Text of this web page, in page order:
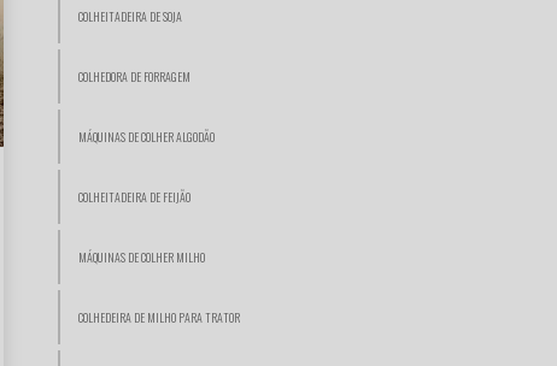
COLHEITADEIRA DE SOJA
COLHEDORA DE FORRAGEM
MÁQUINAS DE COLHER ALGODÃO
COLHEITADEIRA DE FEIJÃO
MÁQUINAS DE COLHER MILHO
COLHEDEIRA DE MILHO PARA TRATOR